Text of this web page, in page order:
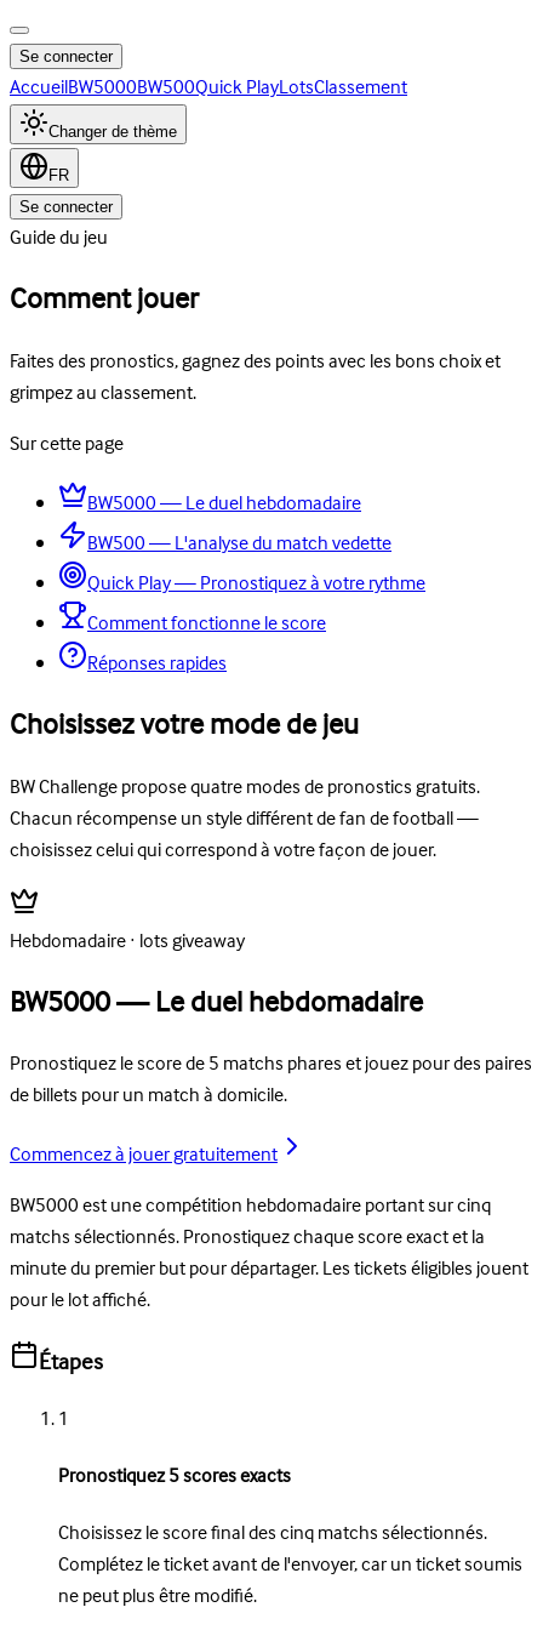
Se connecter
AccueilBW5000BW500Quick PlayLotsClassement
Changer de thème
FR
Se connecter
Guide du jeu
Comment jouer
Faites des pronostics, gagnez des points avec les bons choix et
grimpez au classement.
Sur cette page
BW5000 — Le duel hebdomadaire
BW500 — L'analyse du match vedette
Quick Play — Pronostiquez à votre rythme
Comment fonctionne le score
Réponses rapides
Choisissez votre mode de jeu
BW Challenge propose quatre modes de pronostics gratuits.
Chacun récompense un style différent de fan de football —
choisissez celui qui correspond à votre façon de jouer.
Hebdomadaire · lots giveaway
BW5000 — Le duel hebdomadaire
Pronostiquez le score de 5 matchs phares et jouez pour des paires
de billets pour un match à domicile.
Commencez à jouer gratuitement
BW5000 est une compétition hebdomadaire portant sur cinq
matchs sélectionnés. Pronostiquez chaque score exact et la
minute du premier but pour départager. Les tickets éligibles jouent
pour le lot affiché.
Étapes
1
Pronostiquez 5 scores exacts
Choisissez le score final des cinq matchs sélectionnés.
Complétez le ticket avant de l'envoyer, car un ticket soumis
ne peut plus être modifié.